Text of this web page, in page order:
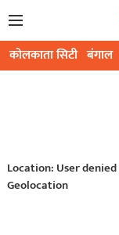
कोलकाता सिटी बंगाल
Location: User denied
Geolocation